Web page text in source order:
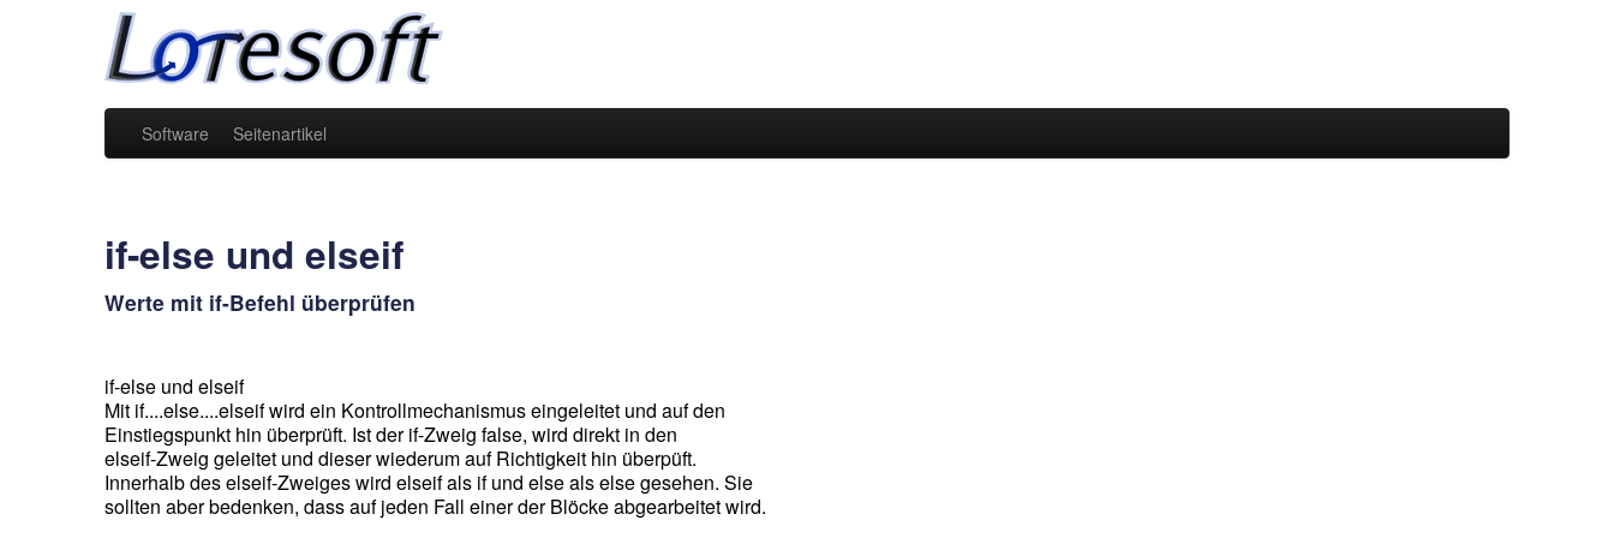
Software Seitenartikel
if-else und elseif
Werte mit if-Befehl überprüfen
if-else und elseif
Mit if....else....elseif wird ein Kontrollmechanismus eingeleitet und auf den
Einstiegspunkt hin überprüft. Ist der if-Zweig false, wird direkt in den
elseif-Zweig geleitet und dieser wiederum auf Richtigkeit hin überpüft.
Innerhalb des elseif-Zweiges wird elseif als if und else als else gesehen. Sie
sollten aber bedenken, dass auf jeden Fall einer der Blöcke abgearbeitet wird.